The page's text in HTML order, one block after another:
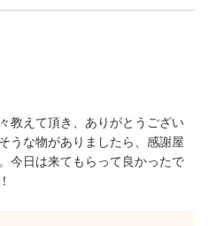
教えて頂き、ありがとうござい
うな物がありましたら、感謝屋
今日は来てもらって良かったで